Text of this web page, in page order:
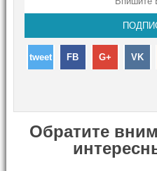
tweet FB G+ VK
Обратите